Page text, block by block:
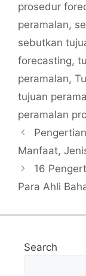
prosedur
peramalan,
sebutkan
forecasting,
peramalan,
tujuan
peramalan
Manfaat,
16
Para Ahli
Search